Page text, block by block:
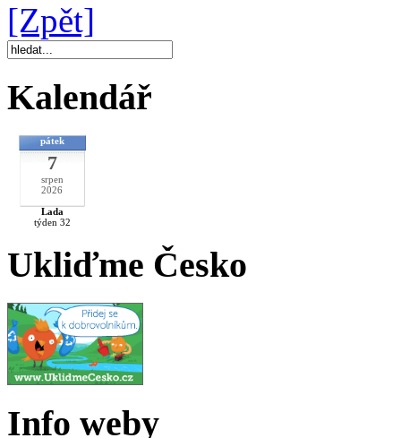
[Zpět]
Kalendář
pátek
7
srpen
2026
Lada
týden 32
Ukliďme Česko
Info weby